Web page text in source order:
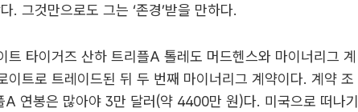
. 그것만으로도 그는 ‘존경’받을 만하다.
트 타이거즈 산하 트리플A 톨레도 머드헨스와 마이너리그 계
이트로 트레이드된 뒤 두 번째 마이너리그 계약이다. 계약 조
A 연봉은 많아야 3만 달러(약 4400만 원)다. 미국으로 떠나기